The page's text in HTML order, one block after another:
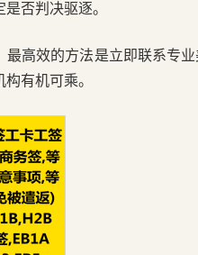
否判决驱逐。
最高效的方法是立即联系专
有机可乘。